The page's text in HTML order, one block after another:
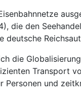
die den
die
Transport
und